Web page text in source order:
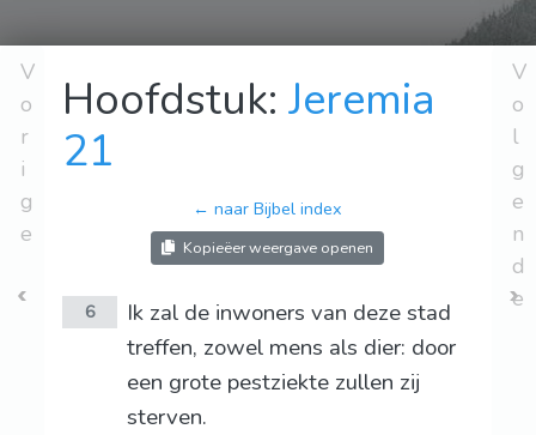
V
o
r
i
g
e
Hoofdstuk:Jeremia
21
← naar Bijbel index
Kopieëer weergave openen
6
Ik zal de inwoners van deze stad
treffen, zowel mens als dier: door
een grote pestziekte zullen zij
sterven.
V
o
l
g
e
n
d
e